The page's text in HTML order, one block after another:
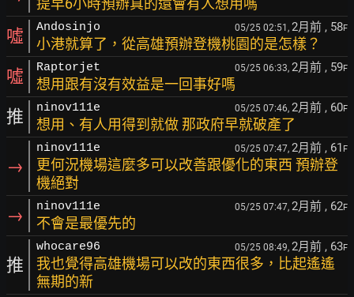
提早6小時預辦真的還會有人想用嗎
噓 Andosinjo 05/25 02:51, 2月前 , 58F
小港就算了，從高雄預辦登機桃園的是怎樣？
噓 Raptorjet 05/25 06:33, 2月前 , 59F
想用跟有沒有效益是一回事好嗎
推 ninov111e 05/25 07:46, 2月前 , 60F
想用、有人用得到就做 那政府早就破產了
→
ninov111e 05/25 07:47, 2月前 , 61 F
更何況機場這麼多可以改善跟優化的東西 預辦登
機絕對
→ ninov111e 05/25 07:47, 2月前 , 62F
不會是最優先的
推
whocare96 05/25 08:49, 2月前 , 63F
我也覺得高雄機場可以改的東西很多，比起遙遙
無期的新